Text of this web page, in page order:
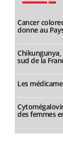
Cancer
donne au
Chikungunya,
sud de la
Les
des femmes